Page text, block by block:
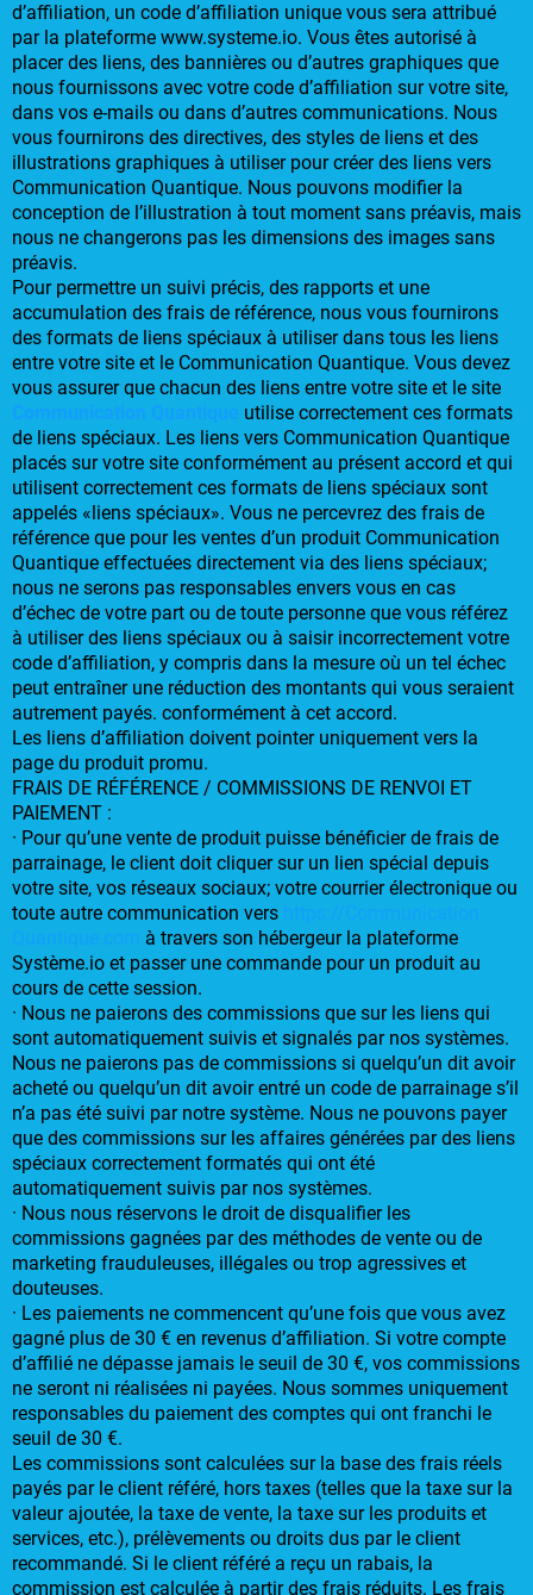
d’affiliation, un code d’affiliation unique vous sera attribué
par la plateforme www.systeme.io. Vous êtes autorisé à
placer des liens, des bannières ou d’autres graphiques que
nous fournissons avec votre code d’affiliation sur votre site,
dans vos e-mails ou dans d’autres communications. Nous
vous fournirons des directives, des styles de liens et des
illustrations graphiques à utiliser pour créer des liens vers
Communication Quantique. Nous pouvons modifier la
conception de l’illustration à tout moment sans préavis, mais
nous ne changerons pas les dimensions des images sans
préavis.
Pour permettre un suivi précis, des rapports et une
accumulation des frais de référence, nous vous fournirons
des formats de liens spéciaux à utiliser dans tous les liens
entre votre site et le Communication Quantique. Vous devez
vous assurer que chacun des liens entre votre site et le site
utilise correctement ces formats
de liens spéciaux. Les liens vers Communication Quantique
placés sur votre site conformément au présent accord et qui
utilisent correctement ces formats de liens spéciaux sont
appelés «liens spéciaux». Vous ne percevrez des frais de
référence que pour les ventes d’un produit Communication
Quantique effectuées directement via des liens spéciaux;
nous ne serons pas responsables envers vous en cas
d’échec de votre part ou de toute personne que vous référez
à utiliser des liens spéciaux ou à saisir incorrectement votre
code d’affiliation, y compris dans la mesure où un tel échec
peut entraîner une réduction des montants qui vous seraient
autrement payés. conformément à cet accord.
Les liens d’affiliation doivent pointer uniquement vers la
page du produit promu.
FRAIS DE RÉFÉRENCE / COMMISSIONS DE RENVOI ET
PAIEMENT :
· Pour qu’une vente de produit puisse bénéficier de frais de
parrainage, le client doit cliquer sur un lien spécial depuis
votre site, vos réseaux sociaux; votre courrier électronique ou
toute autre communication vers
à travers son hébergeur la plateforme
Système.io et passer une commande pour un produit au
cours de cette session.
· Nous ne paierons des commissions que sur les liens qui
sont automatiquement suivis et signalés par nos systèmes.
Nous ne paierons pas de commissions si quelqu’un dit avoir
acheté ou quelqu’un dit avoir entré un code de parrainage s’il
n’a pas été suivi par notre système. Nous ne pouvons payer
que des commissions sur les affaires générées par des liens
spéciaux correctement formatés qui ont été
automatiquement suivis par nos systèmes.
· Nous nous réservons le droit de disqualifier les
commissions gagnées par des méthodes de vente ou de
marketing frauduleuses, illégales ou trop agressives et
douteuses.
· Les paiements ne commencent qu’une fois que vous avez
gagné plus de 30 € en revenus d’affiliation. Si votre compte
d’affilié ne dépasse jamais le seuil de 30 €, vos commissions
ne seront ni réalisées ni payées. Nous sommes uniquement
responsables du paiement des comptes qui ont franchi le
seuil de 30 €.
Les commissions sont calculées sur la base des frais réels
payés par le client référé, hors taxes (telles que la taxe sur la
valeur ajoutée, la taxe de vente, la taxe sur les produits et
services, etc.), prélèvements ou droits dus par le client
recommandé. Si le client référé a reçu un rabais, la
commission est calculée à partir des frais réduits. Les frais